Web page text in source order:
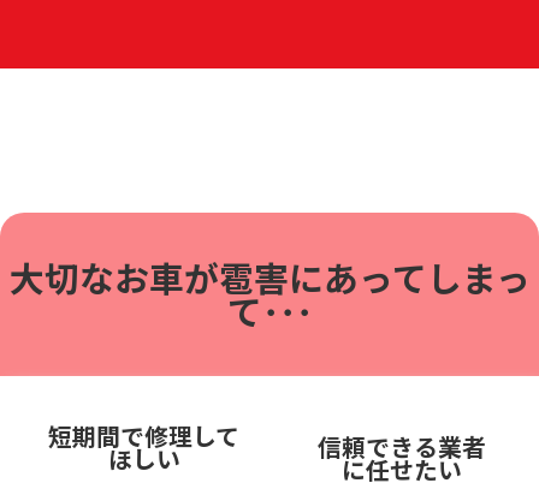
大切なお車が雹害にあってしまっ
て･･･
短期間で修理して
ほしい
信頼できる業者
に任せたい